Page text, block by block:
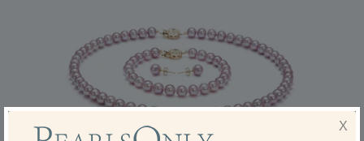
beauté intemporelle. Une
parure de perles lavande
met véritablement en valeur la féminité d'une
femme. Ces parures se composent d'un collier monorang,
d'un bracelet et d'une paire de boucles d'oreilles à une
Type 4 – Ensemble de perles à double rang
Vous constaterez que c'est la pièce la plus élégante de
X